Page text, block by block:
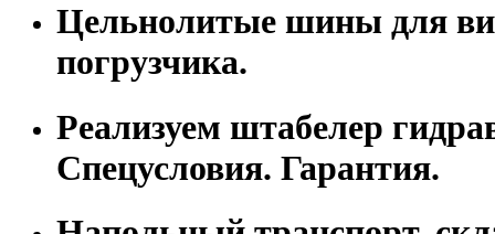
Цельнолитые шины для
погрузчика.
Реализуем штабелер
Спецусловия. Гарантия.